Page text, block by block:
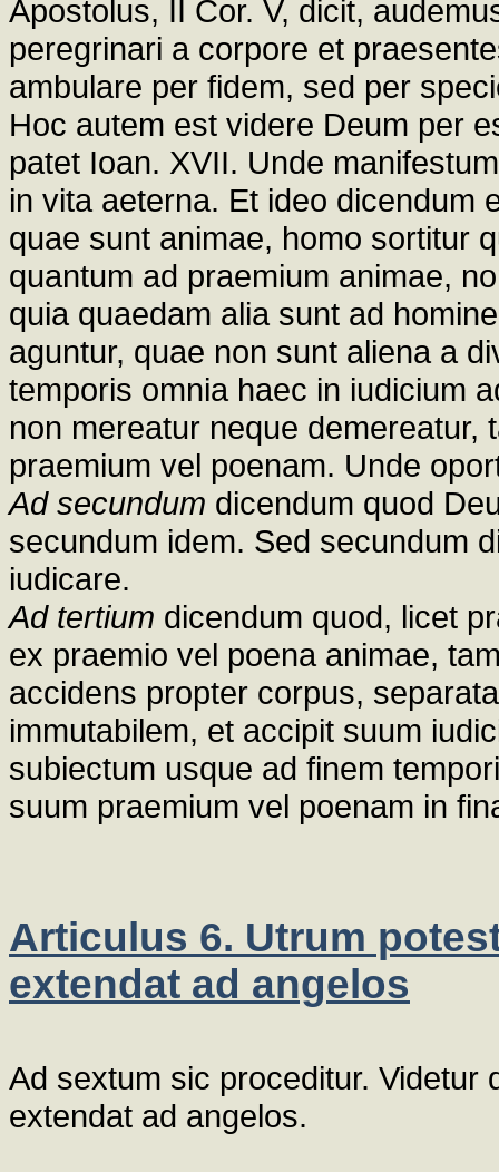
Apostolus, II Cor. V, dicit,
peregrinari a corpore et
ambulare per fidem, sed per
Hoc autem est videre Deum per
patet Ioan. XVII. Unde
in vita aeterna. Et ideo dicendum
quae sunt animae, homo sortitur
quantum ad praemium animae,
quia quaedam alia sunt ad
aguntur, quae non sunt aliena a
temporis omnia haec in iudicium
non mereatur neque demereatur,
praemium vel poenam. Unde
Ad secundum dicendum quod
secundum idem. Sed secundum
iudicare.
Ad tertium dicendum quod, licet
ex praemio vel poena animae,
accidens propter corpus,
immutabilem, et accipit suum
subiectum usque ad finem
suum praemium vel poenam in
Articulus 6. Utrum
extendat ad angelos
Ad sextum sic proceditur. Videtur
extendat ad angelos.